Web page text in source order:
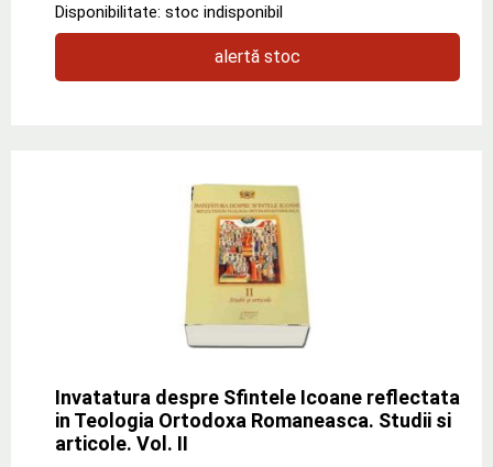
Disponibilitate: stoc indisponibil
alertă stoc
Invatatura despre Sfintele Icoane reflectata
in Teologia Ortodoxa Romaneasca. Studii si
articole. Vol. II